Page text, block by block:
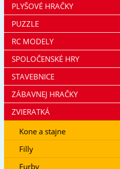
PLYŠOVÉ HRAČKY
PUZZLE
RC MODELY
SPOLOČENSKÉ HRY
STAVEBNICE
ZÁBAVNEJ HRAČKY
ZVIERATKÁ
Kone a stajne
Filly
Furby